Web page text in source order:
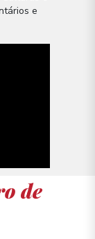
e
de